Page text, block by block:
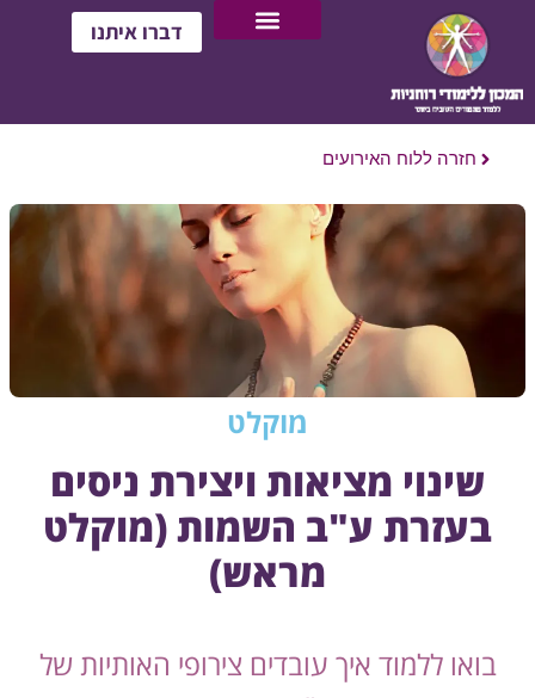
דברו איתנו
חזרה ללוח האירועים
מוקלט
שינוי מציאות ויצירת ניסים
בעזרת ע"ב השמות (מוקלט
מראש)
בואו ללמוד איך עובדים צירופי האותיות של